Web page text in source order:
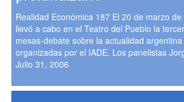
Realidad Económica 187 El 20 de marzo de
llevó a cabo en el Teatro del Pueblo la
mesas-debate sobre la actualidad argentina
organizadas por el IADE. Los panelistas
Julio 31, 2006